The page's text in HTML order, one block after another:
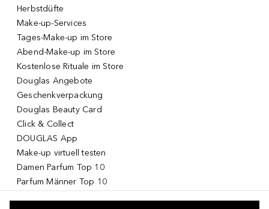
Herbstdüfte
Make-up-Services
Tages-Make-up im Store
Abend-Make-up im Store
Kostenlose Rituale im Store
Douglas Angebote
Geschenkverpackung
Douglas Beauty Card
Click & Collect
DOUGLAS App
Make-up virtuell testen
Damen Parfum Top 10
Parfum Männer Top 10